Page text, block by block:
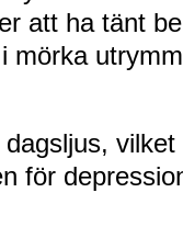
att ha tänt
mörka
för